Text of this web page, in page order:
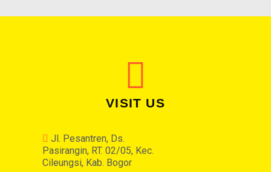
VISIT US
Jl. Pesantren, Ds.
Pasirangin, RT. 02/05, Kec.
Cileungsi, Kab. Bogor